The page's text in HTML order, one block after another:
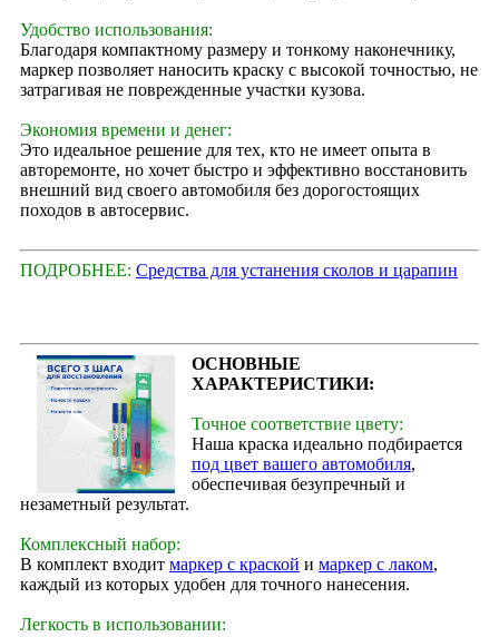
Удобство использования:
Благодаря компактному размеру и тонкому наконечнику,
маркер позволяет наносить краску с высокой точностью, не
затрагивая не поврежденные участки кузова.
Экономия времени и денег:
Это идеальное решение для тех, кто не имеет опыта в
авторемонте, но хочет быстро и эффективно восстановить
внешний вид своего автомобиля без дорогостоящих
походов в автосервис.
ПОДРОБНЕЕ: Средства для устанения сколов и царапин
ОСНОВНЫЕ
ХАРАКТЕРИСТИКИ:
Точное соответствие цвету:
Наша краска идеально подбирается
под цвет вашего автомобиля,
обеспечивая безупречный и
незаметный результат.
Комплексный набор:
В комплект входит маркер с краской и маркер с лаком,
каждый из которых удобен для точного нанесения.
Легкость в использовании: